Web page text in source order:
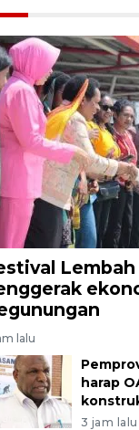
lalu
harap
3 jam lalu